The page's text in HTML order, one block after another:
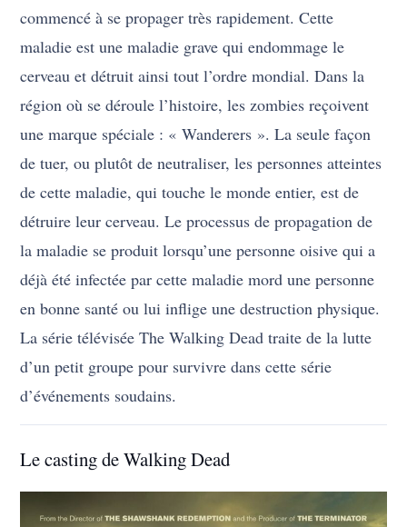
commencé à se propager très rapidement. Cette
maladie est une maladie grave qui endommage le
cerveau et détruit ainsi tout l’ordre mondial. Dans la
région où se déroule l’histoire, les zombies reçoivent
une marque spéciale : « Wanderers ». La seule façon
de tuer, ou plutôt de neutraliser, les personnes atteintes
de cette maladie, qui touche le monde entier, est de
détruire leur cerveau. Le processus de propagation de
la maladie se produit lorsqu’une personne oisive qui a
déjà été infectée par cette maladie mord une personne
en bonne santé ou lui inflige une destruction physique.
La série télévisée The Walking Dead traite de la lutte
d’un petit groupe pour survivre dans cette série
d’événements soudains.
Le casting de Walking Dead